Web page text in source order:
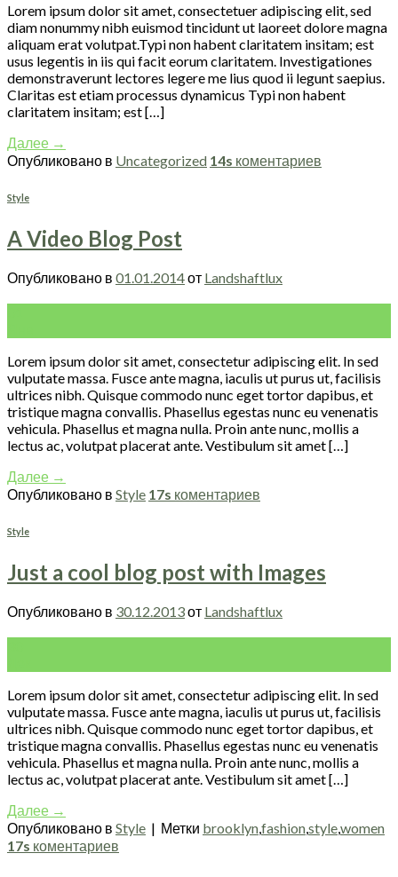
Lorem ipsum dolor sit amet, consectetuer adipiscing elit, sed
diam nonummy nibh euismod tincidunt ut laoreet dolore magna
aliquam erat volutpat.Typi non habent claritatem insitam; est
usus legentis in iis qui facit eorum claritatem. Investigationes
demonstraverunt lectores legere me lius quod ii legunt saepius.
Claritas est etiam processus dynamicus Typi non habent
claritatem insitam; est […]
Далее →
Опубликовано в Uncategorized 14s коментариев
Style
A Video Blog Post
Опубликовано в 01.01.2014от Landshaftlux
Lorem ipsum dolor sit amet, consectetur adipiscing elit. In sed
vulputate massa. Fusce ante magna, iaculis ut purus ut, facilisis
ultrices nibh. Quisque commodo nunc eget tortor dapibus, et
tristique magna convallis. Phasellus egestas nunc eu venenatis
vehicula. Phasellus et magna nulla. Proin ante nunc, mollis a
lectus ac, volutpat placerat ante. Vestibulum sit amet […]
Далее →
Опубликовано в Style 17s коментариев
Style
Just a cool blog post with Images
Опубликовано в 30.12.2013от Landshaftlux
Lorem ipsum dolor sit amet, consectetur adipiscing elit. In sed
vulputate massa. Fusce ante magna, iaculis ut purus ut, facilisis
ultrices nibh. Quisque commodo nunc eget tortor dapibus, et
tristique magna convallis. Phasellus egestas nunc eu venenatis
vehicula. Phasellus et magna nulla. Proin ante nunc, mollis a
lectus ac, volutpat placerat ante. Vestibulum sit amet […]
Далее →
Опубликовано в Style | Метки brooklynfashionstylewomen
17s коментариев